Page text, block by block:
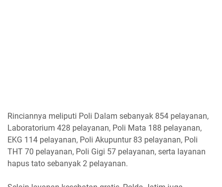
Rinciannya meliputi Poli Dalam sebanyak 854 pelayanan,
Laboratorium 428 pelayanan, Poli Mata 188 pelayanan,
EKG 114 pelayanan, Poli Akupuntur 83 pelayanan, Poli
THT 70 pelayanan, Poli Gigi 57 pelayanan, serta layanan
hapus tato sebanyak 2 pelayanan.